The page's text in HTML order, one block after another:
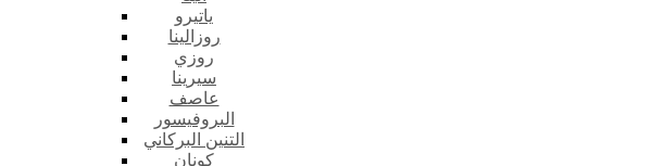
ياتيرو
روزالينا
روزي
سيرينا
عاصف
البروفيسور
التنين البركاني
كونان